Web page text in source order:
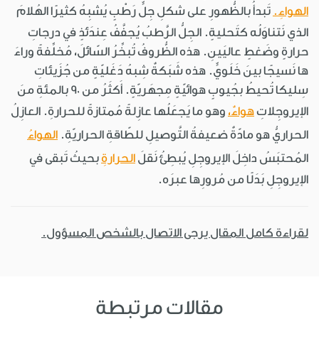
الهواءِ. تَبدأُ بالظُّهورِ على شكلِ جِلٍّ رَطْبٍ يُشبِهُ كثيرًا الهُلامَ
الذي نَتناوَلُه كتَحليةٍ. الجِلُّ الرَّطبُ يُجفَّفُ عِندَئذٍ في درجاتِ
حرارةٍ وضَغطٍ عاليَينِ. هذه الظُّروفُ تُبخِّرُ السّائلَ، مُخلِّفةً وراءَ
ها نَسيجًا بينَ خَلَويٍّ. هذه شَبَكةٌ شِبهُ دَغَليّةٍ من جُزَيئاتِ
سِليكا تُحيطُ بجُيوبٍ هوائيّةٍ مِجهَريّةٍ. أَكثَرُ من 90 بالمئةِ منَ
الإيروجِلاتِ هواءٌ، وهو ما يَجعَلُها عازِلةً مُمتازةً للحرارةِ. العازِلُ
الحراريُّ هو مادّةٌ ضعيفةُ التَّوصيلِ للطّاقةِ الحراريّةِ. الهواءُ
المُحتبَسُ داخِلَ الإيروجِلِ يُبطِئُ نَقلَ الحرارةِ بحيثُ تَبقى في
الإيروجِلِ بَدَلًا من مُرورِها عبرَه.
لقراءة كامل المقال يرجى الاتصال بالشخص المسؤول.
مقالات مرتبطة